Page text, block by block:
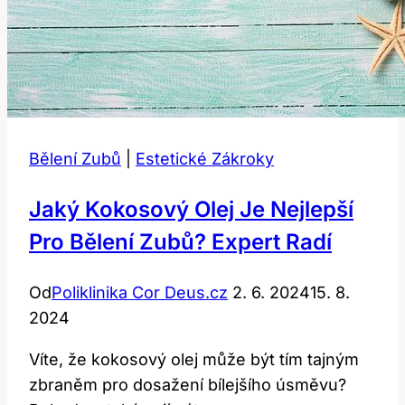
Bělení Zubů Estetické Zákroky
Jaký Kokosový Olej Je Nejlepší
Pro Bělení Zubů? Expert Radí
OdPoliklinika Cor Deus.cz 2. 6. 202415. 8.
2024
Víte, že kokosový olej může být tím tajným
zbraněm pro dosažení bílejšího úsměvu?